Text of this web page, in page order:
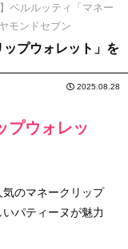
】ベルルッティ「マネー
モンドセブン
ップウォレット」を
2025.08.28
プウォレッ
のマネークリップ
パティーヌが魅力